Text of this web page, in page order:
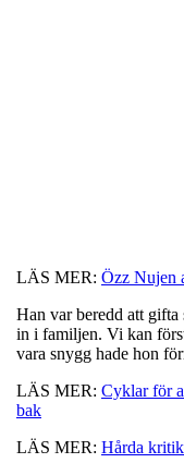
LÄS MER: Özz Nujen
Han var beredd att gifta
in i familjen. Vi kan
vara snygg hade hon
LÄS MER: Cyklar för
bak
LÄS MER: Hårda